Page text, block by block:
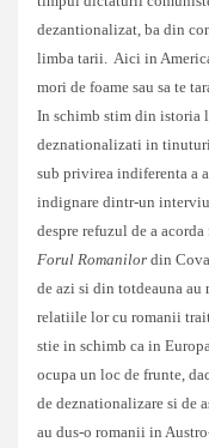
dezantionalizat, ba din
limba tarii. Aici in
mori de foame sau sa te
In schimb stim din istoria
deznationalizati in
sub privirea indiferenta a
indignare dintr-un
despre refuzul de a
Forul Romanilor din
de azi si din totdeauna
relatiile lor cu romanii
stie in schimb ca in
ocupa un loc de frunte,
de deznationalizare si de
au dus-o romanii in